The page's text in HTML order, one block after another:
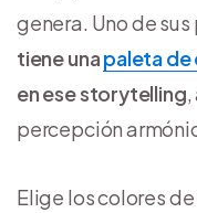
genera. Uno de
tiene unapaleta de
en ese storytelling
percepción
Elige los colores